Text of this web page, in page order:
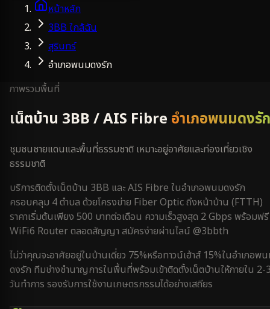
หน้าหลัก
3BB ใกล้ฉัน
สุรินทร์
อำเภอพนมดงรัก
ภาพรวมพื้นที่
เน็ตบ้าน 3BB / AIS Fibre อำเภอพนมดงรัก
ชุมชนชายแดนและพื้นที่ธรรมชาติ เหมาะอยู่อาศัยและท่องเที่ยวเชิง
ธรรมชาติ
บริการติดตั้งเน็ตบ้าน 3BB และ AIS Fibre ในอำเภอพนมดงรัก
ครอบคลุม 4 ตำบล ด้วยโครงข่าย Fiber Optic ถึงหน้าบ้าน (FTTH)
ราคาเริ่มต้นเพียง 500 บาทต่อเดือน ความเร็วสูงสุด 2 Gbps พร้อมฟรี
WiFi6 Router ตลอดสัญญา สมัครง่ายผ่านไลน์ @3bbth
ไม่ว่าคุณจะอาศัยอยู่ในบ้านเดี่ยว 75%หรือทาวน์เฮ้าส์ 15%ในอำเภอพ
ดงรัก ทีมช่างชำนาญการในพื้นที่พร้อมเข้าติดตั้งเน็ตบ้านให้ภายใน 2-
วันทำการ รองรับการใช้งานเกษตรกรรมได้อย่างเสถียร